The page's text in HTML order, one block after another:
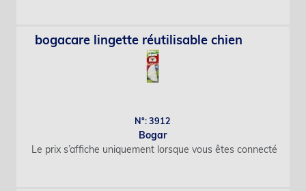
bogacare lingette réutilisable chien
N°: 3912
Bogar
Le prix s’affiche uniquement lorsque vous êtes connecté